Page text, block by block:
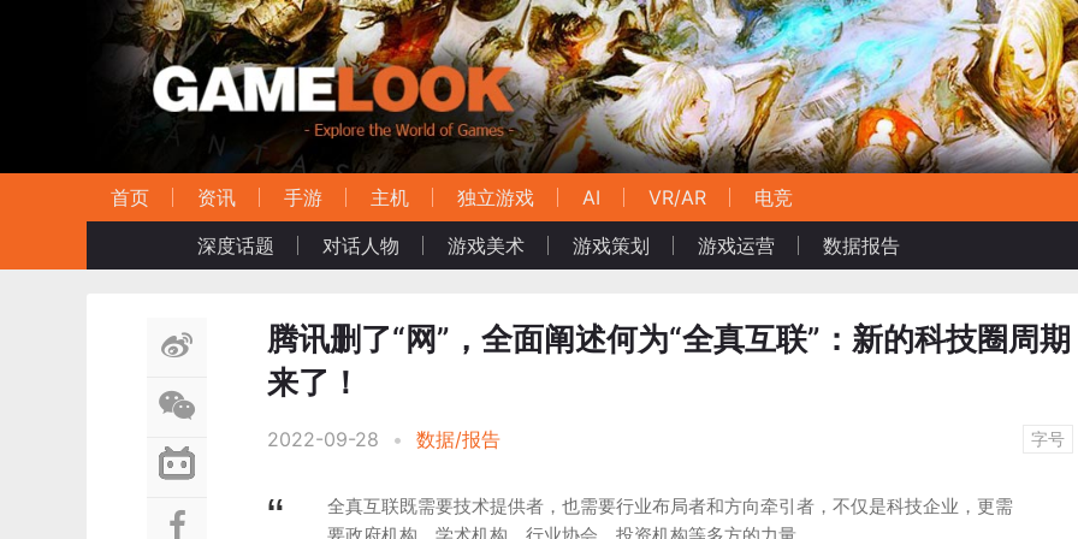
首页 资讯 手游 主机 独立游戏 AI VR/AR
电竞
深度话题
对话人物 游戏美术 游戏策划 游戏运营 数据报告
腾讯删了“网”，全面阐述何为“全真互联”：新的科技圈周期
来了！
2022-09-28 • 数据/报告 字号
全真互联既需要技术提供者，也需要行业布局者和方向牵引者，不仅是科技企业，更需